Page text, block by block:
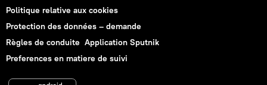
Politique relative aux cookies
Protection des données – demande
Règles de conduite Application Sputnik
Preferences en matiere de suivi